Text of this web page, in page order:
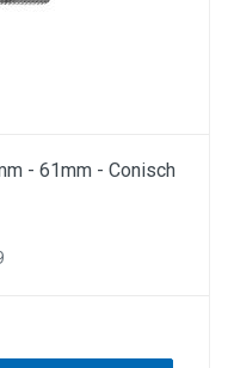
- 61mm - Conisch